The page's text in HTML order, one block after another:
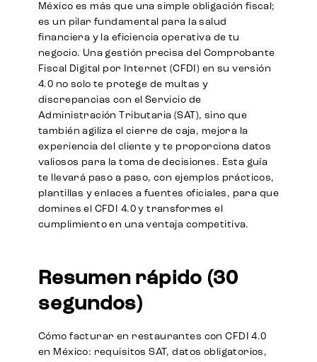
México es más que una simple obligación fiscal;
es un pilar fundamental para la salud
financiera y la eficiencia operativa de tu
negocio. Una gestión precisa del Comprobante
Fiscal Digital por Internet (CFDI) en su versión
4.0 no solo te protege de multas y
discrepancias con el Servicio de
Administración Tributaria (SAT), sino que
también agiliza el cierre de caja, mejora la
experiencia del cliente y te proporciona datos
valiosos para la toma de decisiones. Esta guía
te llevará paso a paso, con ejemplos prácticos,
plantillas y enlaces a fuentes oficiales, para que
domines el CFDI 4.0 y transformes el
cumplimiento en una ventaja competitiva.
Resumen rápido (30
segundos)
Cómo facturar en restaurantes con CFDI 4.0
en México: requisitos SAT, datos obligatorios,